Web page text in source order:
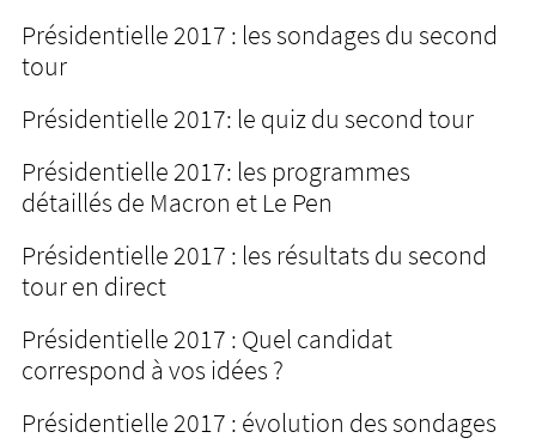
Présidentielle 2017 : les sondages du second
tour
Présidentielle 2017: le quiz du second tour
Présidentielle 2017: les programmes
détaillés de Macron et Le Pen
Présidentielle 2017 : les résultats du second
tour en direct
Présidentielle 2017 : Quel candidat
correspond à vos idées ?
Présidentielle 2017 : évolution des sondages